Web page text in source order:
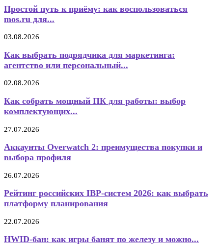
Простой путь к приёму: как воспользоваться
mos.ru для...
03.08.2026
Как выбрать подрядчика для маркетинга:
агентство или персональный...
02.08.2026
Как собрать мощный ПК для работы: выбор
комплектующих...
27.07.2026
Аккаунты Overwatch 2: преимущества покупки и
выбора профиля
26.07.2026
Рейтинг российских IBP-систем 2026: как выбрать
платформу планирования
22.07.2026
HWID-бан: как игры банят по железу и можно...